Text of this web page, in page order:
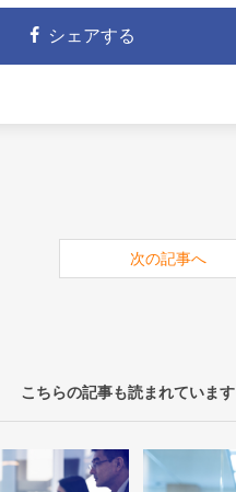
シェアする
次の記事へ
こちらの記事も読まれています